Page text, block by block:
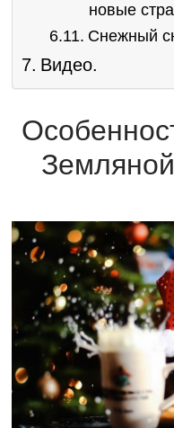
новые
Снежный
Видео.